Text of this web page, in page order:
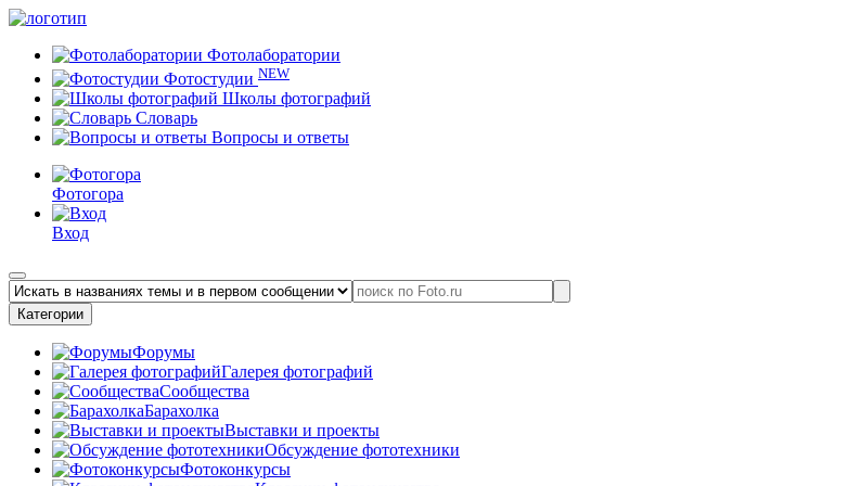
Фотолаборатории
Фотостудии NEW
Школы фотографий
Словарь
Вопросы и ответы
Фотогора
Вход
Категории
Форумы
Галерея фотографий
Сообщества
Барахолка
Выставки и проекты
Обсуждение фототехники
Фотоконкурсы